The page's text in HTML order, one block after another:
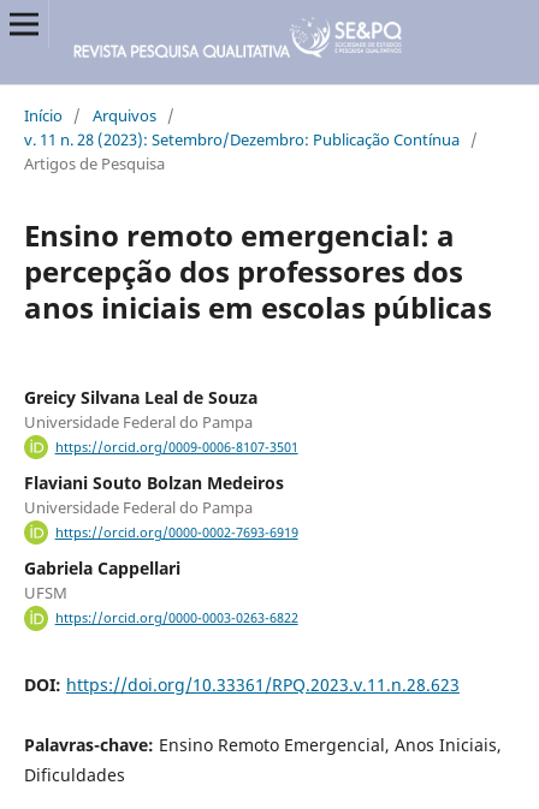
Início / Arquivos /
v. 11 n. 28 (2023): Setembro/Dezembro: Publicação Contínua /
Artigos de Pesquisa
Ensino remoto emergencial: a
percepção dos professores dos
anos iniciais em escolas públicas
Greicy Silvana Leal de Souza
Universidade Federal do Pampa
https://orcid.org/0009-0006-8107-3501
Flaviani Souto Bolzan Medeiros
Universidade Federal do Pampa
https://orcid.org/0000-0002-7693-6919
Gabriela Cappellari
UFSM
https://orcid.org/0000-0003-0263-6822
DOI: https://doi.org/10.33361/RPQ.2023.v.11.n.28.623
Palavras-chave: Ensino Remoto Emergencial, Anos Iniciais,
Dificuldades